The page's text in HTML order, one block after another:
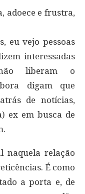
adoece e frustra,
eu vejo pessoas
interessadas
liberam o
digam que
de notícias,
ex em busca de
naquela relação
É como
a porta e, de